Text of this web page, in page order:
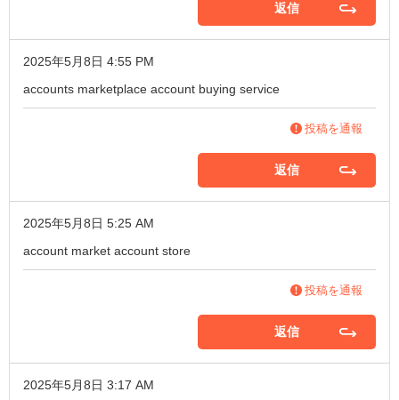
返信
2025年5月8日 4:55 PM
accounts marketplace account buying service
投稿を通報
返信
2025年5月8日 5:25 AM
account market account store
投稿を通報
返信
2025年5月8日 3:17 AM